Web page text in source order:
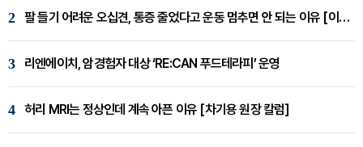
2 팔 들기 어려운 오십견, 통증 줄었다고 운동 멈추면 안 되는 이유 [이병욱 원장 칼럼]
3 리엔에이치, 암경험자 대상 ‘RE:CAN 푸드테라피’ 운영
4 허리 MRI는 정상인데 계속 아픈 이유 [차기용 원장 칼럼]